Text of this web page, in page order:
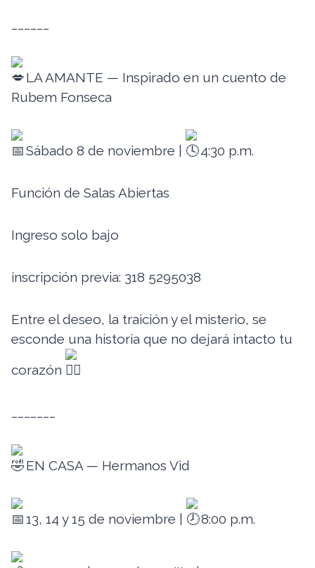
LA AMANTE — Inspirado en un cuento de
Rubem Fonseca
Sábado 8 de noviembre | 4:30 p.m.
Función de Salas Abiertas
Ingreso solo bajo
inscripción previa: 318 5295038
Entre el deseo, la traición y el misterio, se
esconde una historia que no dejará intacto tu
corazón
.
EN CASA — Hermanos Vid
13, 14 y 15 de noviembre | 8:00 p.m.